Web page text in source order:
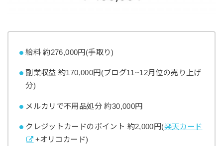
給料 約276,000円(手取り)
副業収益 約170,000円(ブログ11~12月位の売り上げ
分)
メルカリで不用品処分 約30,000円
クレジットカードのポイント 約2,000円(楽天カード
+オリコカード)